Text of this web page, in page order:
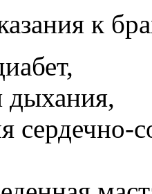
к
дыхания,
сердечно-